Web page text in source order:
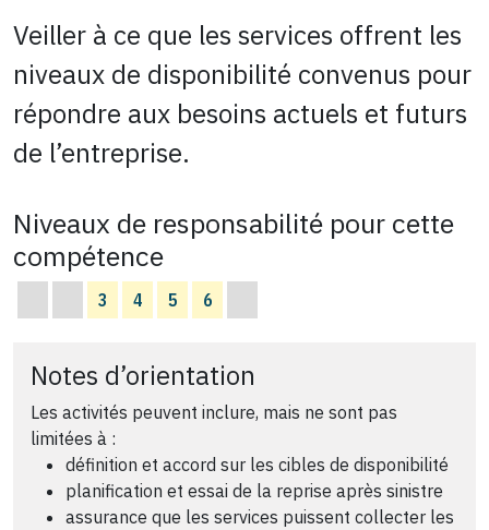
Veiller à ce que les services offrent les
niveaux de disponibilité convenus pour
répondre aux besoins actuels et futurs
de l’entreprise.
Niveaux de responsabilité pour cette
compétence
3 4 5 6
Notes d’orientation
Les activités peuvent inclure, mais ne sont pas
limitées à :
définition et accord sur les cibles de disponibilité
planification et essai de la reprise après sinistre
assurance que les services puissent collecter les